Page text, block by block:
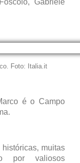
Gabriele
Foto: Italia.it
é o Campo
históricas, muitas
por valiosos